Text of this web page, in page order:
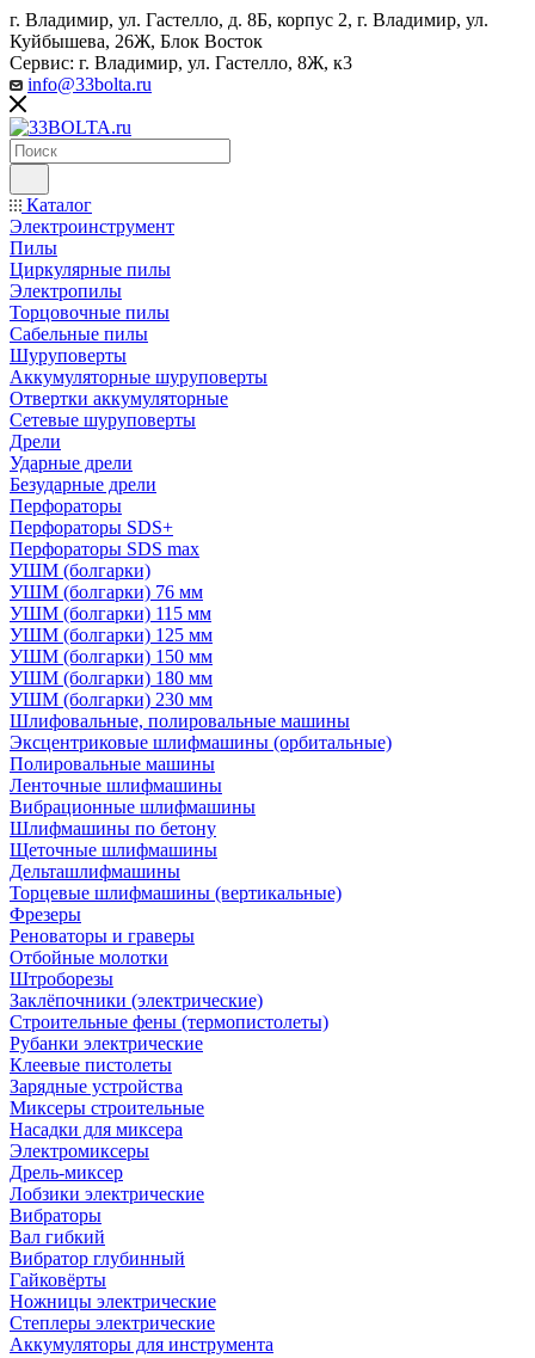
г. Владимир, ул. Гастелло, д. 8Б, корпус 2, г. Владимир, ул. ​
Куйбышева, 26Ж, Блок Восток
Сервис: г. Владимир, ул. Гастелло, 8Ж, к3
info@33bolta.ru
Каталог
Электроинструмент
Пилы
Циркулярные пилы
Электропилы
Торцовочные пилы
Сабельные пилы
Шуруповерты
Аккумуляторные шуруповерты
Отвертки аккумуляторные
Сетевые шуруповерты
Дрели
Ударные дрели
Безударные дрели
Перфораторы
Перфораторы SDS+
Перфораторы SDS max
УШМ (болгарки)
УШМ (болгарки) 76 мм
УШМ (болгарки) 115 мм
УШМ (болгарки) 125 мм
УШМ (болгарки) 150 мм
УШМ (болгарки) 180 мм
УШМ (болгарки) 230 мм
Шлифовальные, полировальные машины
Эксцентриковые шлифмашины (орбитальные)
Полировальные машины
Ленточные шлифмашины
Вибрационные шлифмашины
Шлифмашины по бетону
Щеточные шлифмашины
Дельташлифмашины
Торцевые шлифмашины (вертикальные)
Фрезеры
Реноваторы и граверы
Отбойные молотки
Штроборезы
Заклёпочники (электрические)
Строительные фены (термопистолеты)
Рубанки электрические
Клеевые пистолеты
Зарядные устройства
Миксеры строительные
Насадки для миксера
Электромиксеры
Дрель-миксер
Лобзики электрические
Вибраторы
Вал гибкий
Вибратор глубинный
Гайковёрты
Ножницы электрические
Степлеры электрические
Аккумуляторы для инструмента